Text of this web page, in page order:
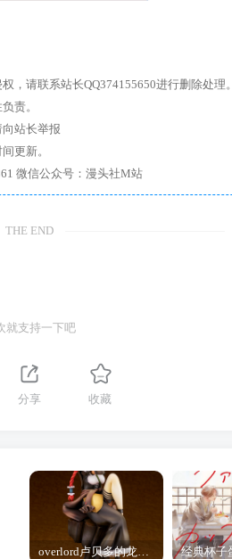
，请联系站长QQ374155650进行删除处理。
责。
站长举报
更新。
7、带你进入绅士内部，畅所欲言，释放最真实的自我官方qq群：167200861 微信公众号：漫头社M站
THE END
就支持一下吧
分享 收藏
overlord卢贝多的龙王谁厉害 「Overlord」露普斯蕾琪娜·贝塔手办开订